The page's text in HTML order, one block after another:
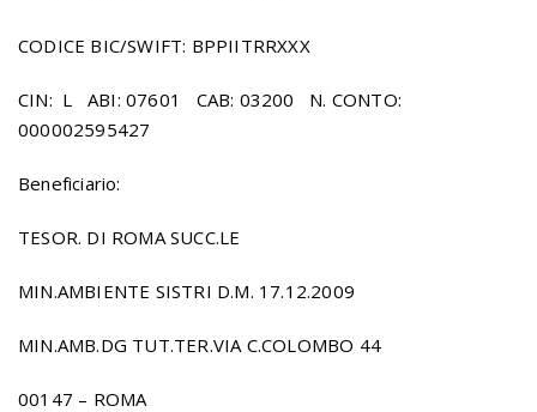
CODICE BIC/SWIFT: BPPIITRRXXX
CIN: L ABI: 07601 CAB: 03200 N. CONTO:
000002595427
Beneficiario:
TESOR. DI ROMA SUCC.LE
MIN.AMBIENTE SISTRI D.M. 17.12.2009
MIN.AMB.DG TUT.TER.VIA C.COLOMBO 44
00147 – ROMA